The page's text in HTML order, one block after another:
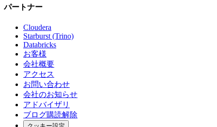
パートナー
Cloudera
Starburst (Trino)
Databricks
お客様
会社概要
アクセス
お問い合わせ
会社のお知らせ
アドバイザリ
ブログ購読解除